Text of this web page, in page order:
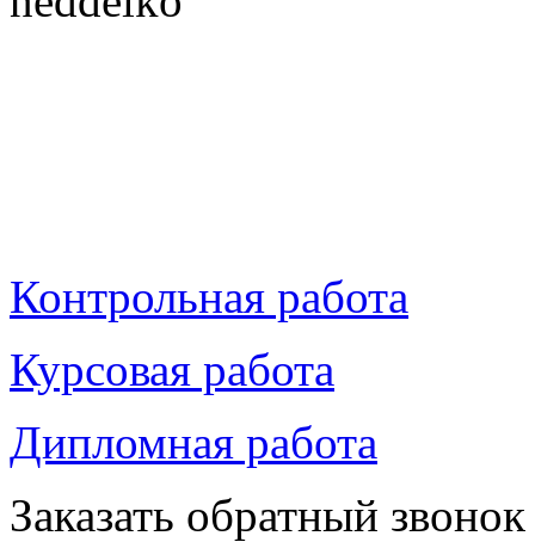
Контрольная работа
Курсовая работа
Дипломная работа
Заказать обратный звонок